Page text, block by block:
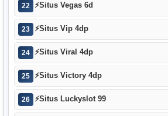
22 ⚡Situs Vegas 6d
23 ⚡Situs Vip 4dp
24 ⚡Situs Viral 4dp
25 ⚡Situs Victory 4dp
26 ⚡Situs Luckyslot 99